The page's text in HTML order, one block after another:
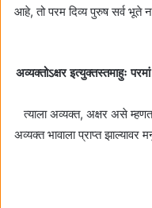
आहे, तो परम दिव्य पुरुष सर्व भूते
अव्यक्तोऽक्षर इत्युक्तस्तमाहुः
त्याला अव्यक्त, अक्षर असे
अव्यक्त भावाला प्राप्त झाल्यावर